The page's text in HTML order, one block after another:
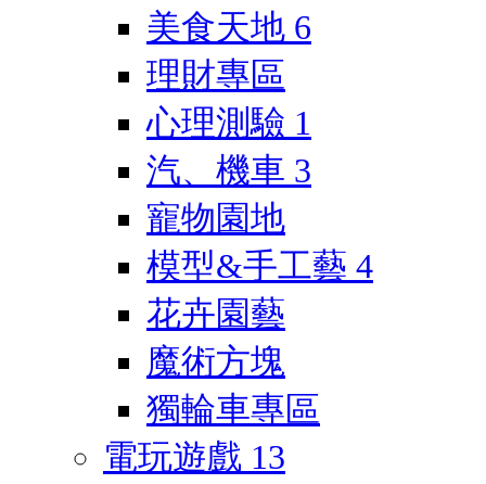
美食天地 6
理財專區
心理測驗 1
汽、機車 3
寵物園地
模型&手工藝 4
花卉園藝
魔術方塊
獨輪車專區
電玩遊戲 13